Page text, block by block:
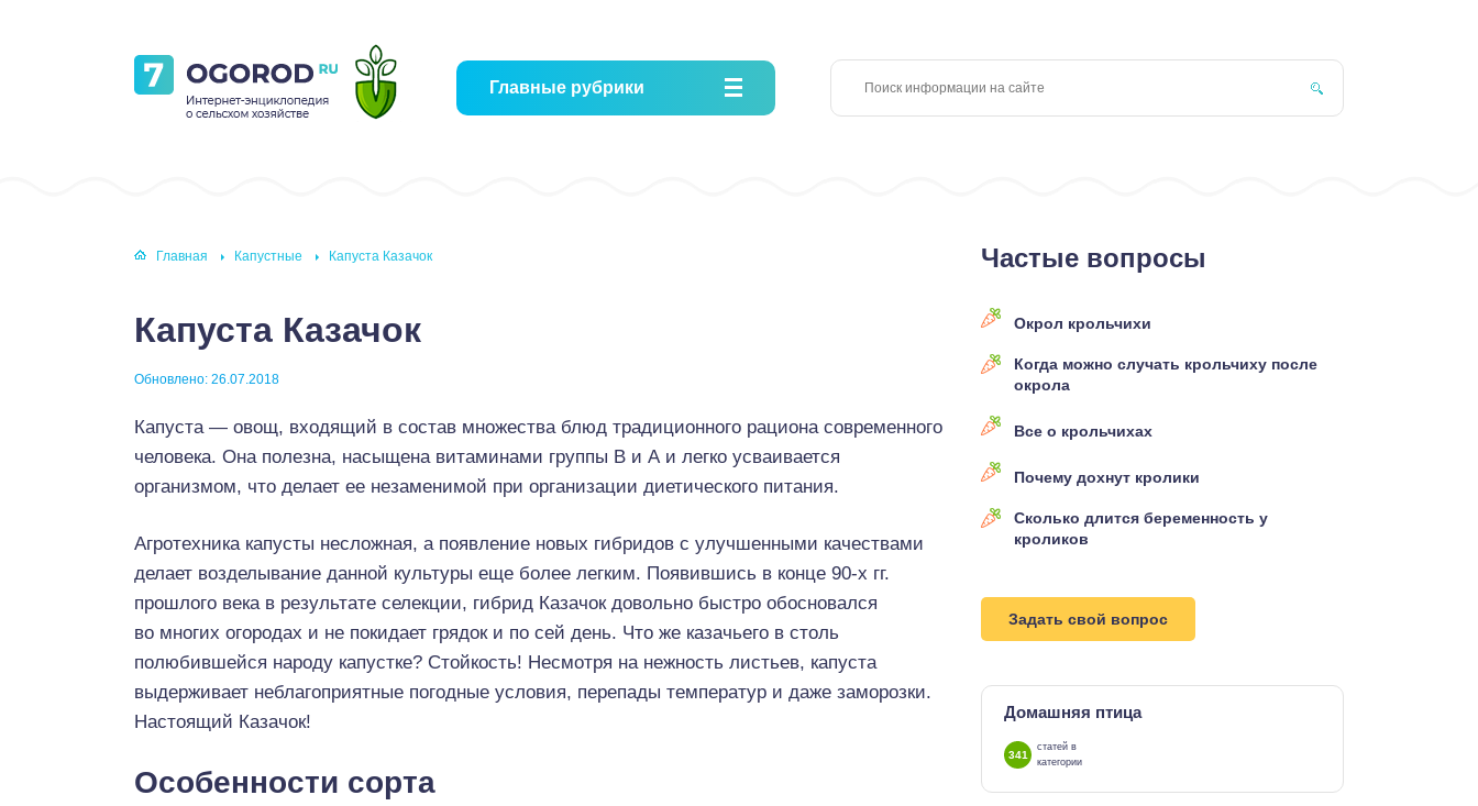
Главные рубрики
Главная Капустные Капуста Казачок
Капуста Казачок
Обновлено: 26.07.2018
Капуста — овощ, входящий в состав множества блюд традиционного рациона современного
человека. Она полезна, насыщена витаминами группы В и А и легко усваивается
организмом, что делает ее незаменимой при организации диетического питания.
Агротехника капусты несложная, а появление новых гибридов с улучшенными качествами
делает возделывание данной культуры еще более легким. Появившись в конце 90-х гг.
прошлого века в результате селекции, гибрид Казачок довольно быстро обосновался
во многих огородах и не покидает грядок и по сей день. Что же казачьего в столь
полюбившейся народу капустке? Стойкость! Несмотря на нежность листьев, капуста
выдерживает неблагоприятные погодные условия, перепады температур и даже заморозки.
Настоящий Казачок!
Особенности сорта
Частые вопросы
Окрол крольчихи
Когда можно случать крольчиху после
окрола
Все о крольчихах
Почему дохнут кролики
Сколько длится беременность у
кроликов
Задать свой вопрос
Домашняя птица
341
статей в
категории